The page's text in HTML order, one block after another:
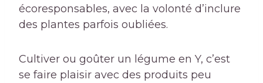
écoresponsables, avec la volonté d’inclure
des plantes parfois oubliées.
Cultiver ou goûter un légume en Y, c’est
se faire plaisir avec des produits peu